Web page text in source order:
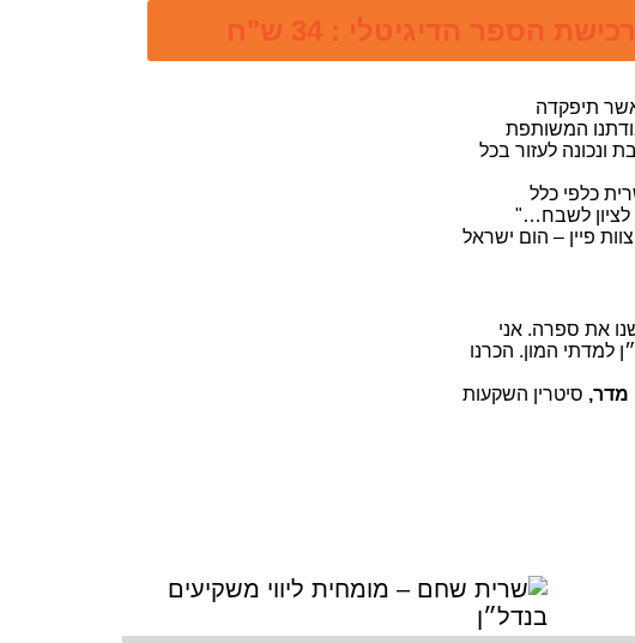
הספר הדיגיטלי : 34 ש"ח
תיפקדה
המשותפת
ונכונה לעזור בכל
כלפי כלל
לציון לשבח…"
צוות פיין – הום ישראל
את ספרה. אני
למדתי המון. הכרנו
מדר, סיטרין השקעות